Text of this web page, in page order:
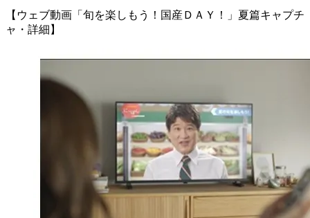
【ウェブ動画「旬を楽しもう！国産ＤＡＹ！」夏篇キャプチ
ャ・詳細】